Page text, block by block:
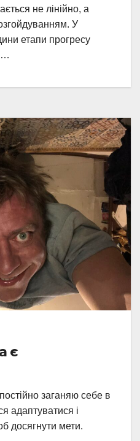
не лінійно, а
У
етапи прогресу
є
заганяю себе в
адаптуватися і
досягнути мети.